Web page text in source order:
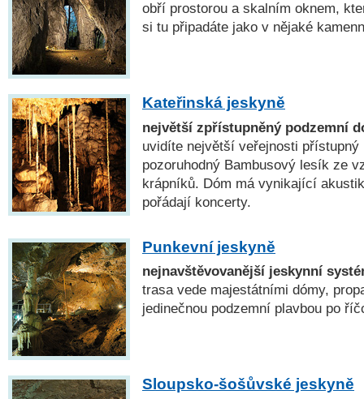
obří prostorou a skalním oknem,
si tu připadáte jako v nějaké
Kateřinská jeskyně
největší zpřístupněný podzemní
uvidíte největší veřejnosti přístupný
pozoruhodný Bambusový lesík ze
krápníků. Dóm má vynikající
pořádají koncerty.
Punkevní jeskyně
nejnavštěvovanější jeskynní
trasa vede majestátními dómy,
jedinečnou podzemní plavbou po
Sloupsko-šošůvské jeskyně